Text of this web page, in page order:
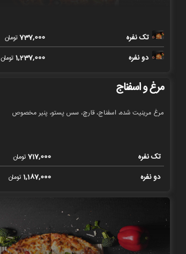
تک نفره 737,000تومان
دو نفره 1,237,000تومان
مرغ و اسفناج
مرغ مرینیت شده، اسفناج، قارچ، سس پستو، پنیر مخصوص
تک نفره 717,000تومان
دو نفره 1,187,000تومان